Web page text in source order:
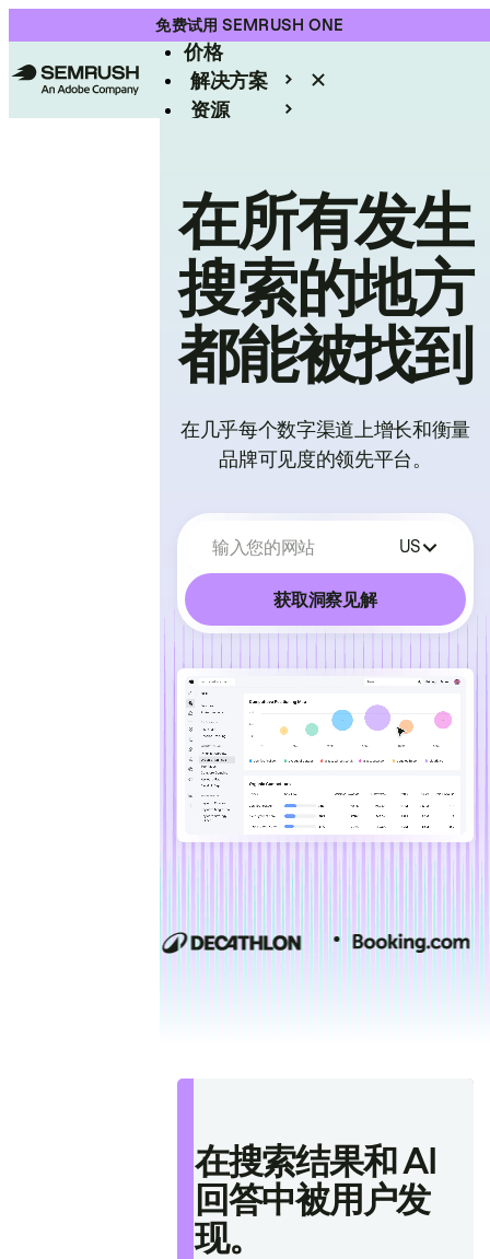
免费试用 SEMRUSH ONE
产品
价格
解决方案
资源
在所有发生
搜索的地方
都能被找到
在几乎每个数字渠道上增长和衡量
品牌可见度的领先平台。
输入您的网站 US
获取洞察见解
在搜索结果和 AI
回答中被用户发
现。